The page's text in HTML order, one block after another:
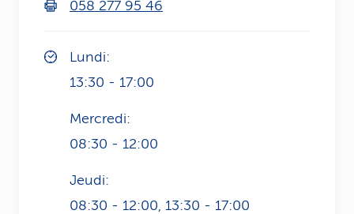
e
058 277 95 46
Lundi:
13:30 - 17:00
Mercredi:
08:30 - 12:00
Jeudi:
08:30 - 12:00, 13:30 - 17:00